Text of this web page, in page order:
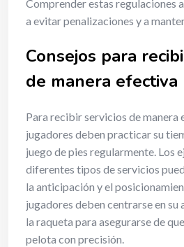
Comprender estas regulaciones
a evitar penalizaciones y a
Consejos para
de manera efectiva
Para recibir servicios de manera
jugadores deben practicar su
juego de pies regularmente. Los
diferentes tipos de servicios
la anticipación y el
jugadores deben centrarse en su
la raqueta para asegurarse de
pelota con precisión.